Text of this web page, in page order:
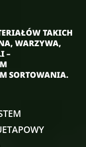
TAKICH
WARZYWA,
–
SORTOWANIA.